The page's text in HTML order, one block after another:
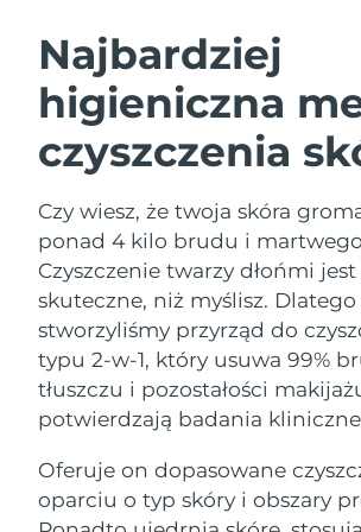
Najbardziej
higieniczna
czyszczenia
Czy wiesz, że twoja skóra
ponad 4 kilo brudu i
Czyszczenie twarzy dłońmi
skuteczne, niż myślisz. Dlatego
stworzyliśmy przyrząd do
typu 2-w-1, który usuwa 99%
tłuszczu i pozostałości
potwierdzają badania
Oferuje on dopasowane
oparciu o typ skóry i obszary
URODY
Oczyszczanie twarzy
LUNA™ 4 zestaw
Anti-aging massage
LUNA™ 4 Plus
Massage, LED heating
For men, anti-aging
Lifting
BEAR™ 2 zestaw
Microcurrent toning
BEAR™ 2 go
Microcurrent toning on-
Microcurrent line
Nawilżenie
UFO™ 3 zestaw
Deep facial hydration
UFO™ 3 LED
Near-infrared and red
device
ustnej
issa™ 4
Hybrid silicone sonic
issa™ 4 plus
Smart hybrid silicone
FAQ™ ZABIEG ANTI-AGING
Anti-aging Zabiegi
Australia
Austria
Bahrajn
Belgia
Bermudy
Hercegowina